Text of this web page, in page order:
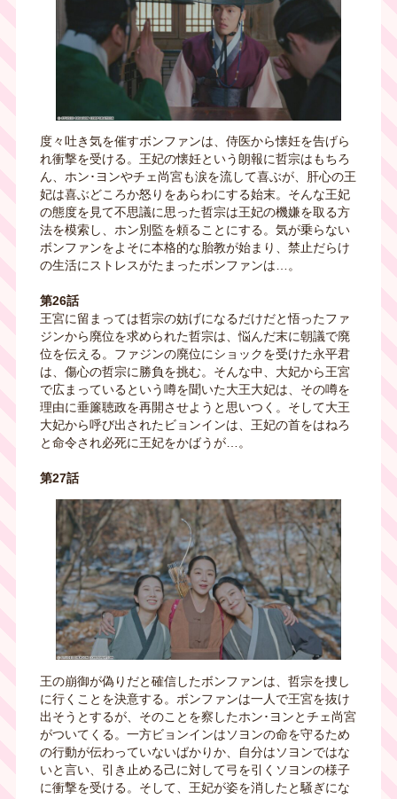
度々吐き気を催すボンファンは、侍医から懐妊を告げら
れ衝撃を受ける。王妃の懐妊という朗報に哲宗はもちろ
ん、ホン･ヨンやチェ尚宮も涙を流して喜ぶが、肝心の王
妃は喜ぶどころか怒りをあらわにする始末。そんな王妃
の態度を見て不思議に思った哲宗は王妃の機嫌を取る方
法を模索し、ホン別監を頼ることにする。気が乗らない
ボンファンをよそに本格的な胎教が始まり、禁止だらけ
の生活にストレスがたまったボンファンは…。
第26話
王宮に留まっては哲宗の妨げになるだけだと悟ったファ
ジンから廃位を求められた哲宗は、悩んだ末に朝議で廃
位を伝える。ファジンの廃位にショックを受けた永平君
は、傷心の哲宗に勝負を挑む。そんな中、大妃から王宮
で広まっているという噂を聞いた大王大妃は、その噂を
理由に垂簾聴政を再開させようと思いつく。そして大王
大妃から呼び出されたビョンインは、王妃の首をはねろ
と命令され必死に王妃をかばうが…。
第27話
王の崩御が偽りだと確信したボンファンは、哲宗を捜し
に行くことを決意する。ボンファンは一人で王宮を抜け
出そうとするが、そのことを察したホン･ヨンとチェ尚宮
がついてくる。一方ビョンインはソヨンの命を守るため
の行動が伝わっていないばかりか、自分はソヨンではな
いと言い、引き止める己に対して弓を引くソヨンの様子
に衝撃を受ける。そして、王妃が姿を消したと騒ぎにな